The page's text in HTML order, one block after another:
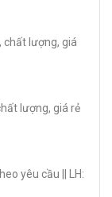
chất lượng, giá
lượng, giá rẻ
yêu cầu || LH: